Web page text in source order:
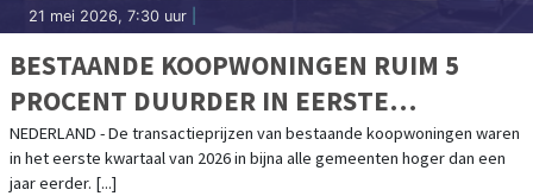
21 mei 2026, 7:30 uur
BESTAANDE KOOPWONINGEN RUIM 5
PROCENT DUURDER IN EERSTE
KWARTAAL
NEDERLAND - De transactieprijzen van bestaande koopwoningen waren
in het eerste kwartaal van 2026 in bijna alle gemeenten hoger dan een
jaar eerder. [...]